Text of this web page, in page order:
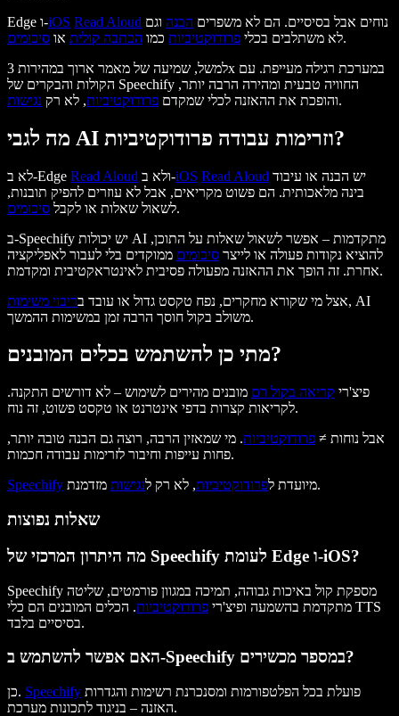
Edge ו-iOS Read Aloud נוחים אבל בסיסיים. הם לא משפרים הבנה וגם
לא משתלבים בכלי פרודוקטיביות כמו הכתבה קולית או סיכומים
.
למשל, שמיעה של מאמר ארוך במהירות 3x במערכת רגילה מעייפת. עם
הקולות והבקרים של Speechify החוויה טבעית ומהירה הרבה יותר,
והופכת את ההאזנה לכלי שמקדם פרודוקטיביות, לא רק נגישות .
מה לגבי AI וזרימות עבודה פרודוקטיביות?
לא ב-Edge Read Aloud ולא ב-iOS Read Aloud
בינה מלאכותית. הם פשוט מקריאים, אבל לא עוזרים להפיק תובנות,
לשאול שאלות או לקבל סיכומים
.
ב-Speechify יש יכולות AI מתקדמות – אפשר לשאול שאלות על התוכן,
להוציא נקודות פעולה או לייצר סיכומים ממוקדים בלי לעבור לאפליקציה
אחרת. זה הופך את ההאזנה מפעולה פסיבית לאינטראקטיבית ומקדמת.
אצל מי שקורא מחקרים, נפח טקסט גדול או עובד בריבוי משימות
, AI
משולב בקול חוסך הרבה זמן במשימות ההמשך.
מתי כן להשתמש בכלים המובנים?
פיצ'רי קריאה בקול רם מובנים מהירים לשימוש – לא דורשים התקנה.
לקריאות קצרות בדפי אינטרנט או טקסט פשוט, זה נוח.
אבל נוחות ≠ פרודוקטיביות. מי שמאזין הרבה, רוצה גם הבנה טובה יותר,
פחות עייפות וחיבור לזרימות עבודה חכמות.
Speechify
מיועדת לפרודוקטיביות, לא רק לנגישות מזדמנת.
שאלות נפוצות
מה היתרון המרכזי של Speechify לעומת Edge ו-iOS?
Speechify מספקת קול באיכות גבוהה, תמיכה במגוון פורמטים, שליטה
מתקדמת בהשמעה ופיצ'רי פרודוקטיביות. הכלים המובנים הם כלי TTS
בסיסיים בלבד.
האם אפשר להשתמש ב-Speechify במספר מכשירים?
כן. Speechify
האזנה – בניגוד לתכונות מערכת.